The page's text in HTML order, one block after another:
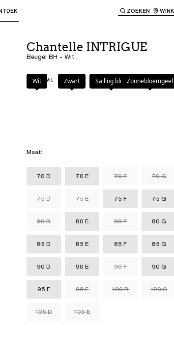
om terug te keren naar deZOEKEN
Chantelle INTRIGUE
Beugel BH - Wit
Kleur: Wit
Wit Zwart Sailing blueZonnebloemgeel
Maat:
70 D 70 E 70 F 70 G
75 D 75 E 75 F 75 G
80 D 80 E 80 F 80 G
85 D 85 E 85 F 85 G
90 D 90 E 90 F 90 G
95 E 95 F 100 B 100 C
105 D 105 E